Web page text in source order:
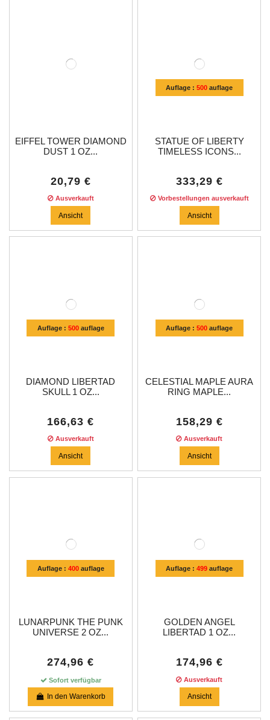
EIFFEL TOWER DIAMOND
DUST 1 OZ...
20,79 €
Ausverkauft
Ansicht
Auflage :500 auflage
STATUE OF LIBERTY
TIMELESS ICONS...
333,29 €
Vorbestellungen ausverkauft
Ansicht
Auflage : 500auflage
DIAMOND LIBERTAD
SKULL 1 OZ...
166,63 €
Ausverkauft
Ansicht
Auflage :500 auflage
CELESTIAL MAPLE AURA
RING MAPLE...
158,29 €
Ausverkauft
Ansicht
Auflage : 400auflage
LUNARPUNK THE PUNK
UNIVERSE 2 OZ...
274,96 €
Sofort verfügbar
In den Warenkorb
Auflage :499 auflage
GOLDEN ANGEL
LIBERTAD 1 OZ...
174,96 €
Ausverkauft
Ansicht